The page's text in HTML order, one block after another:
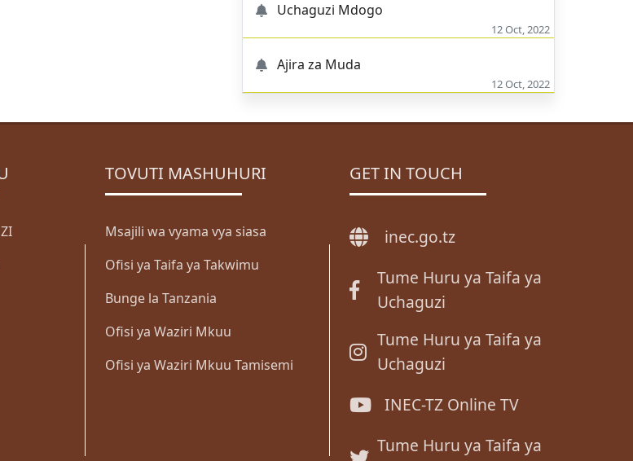
Uchaguzi Mdogo
12 Oct, 2022
Ajira za Muda
12 Oct, 2022
TOVUTI MASHUHURI
Msajili wa vyama vya siasa
Ofisi ya Taifa ya Takwimu
Bunge la Tanzania
Ofisi ya Waziri Mkuu
Ofisi ya Waziri Mkuu Tamisemi
GET IN TOUCH
inec.go.tz
Tume Huru ya Taifa ya
Uchaguzi
Tume Huru ya Taifa ya
Uchaguzi
INEC-TZ Online TV
Tume Huru ya Taifa ya